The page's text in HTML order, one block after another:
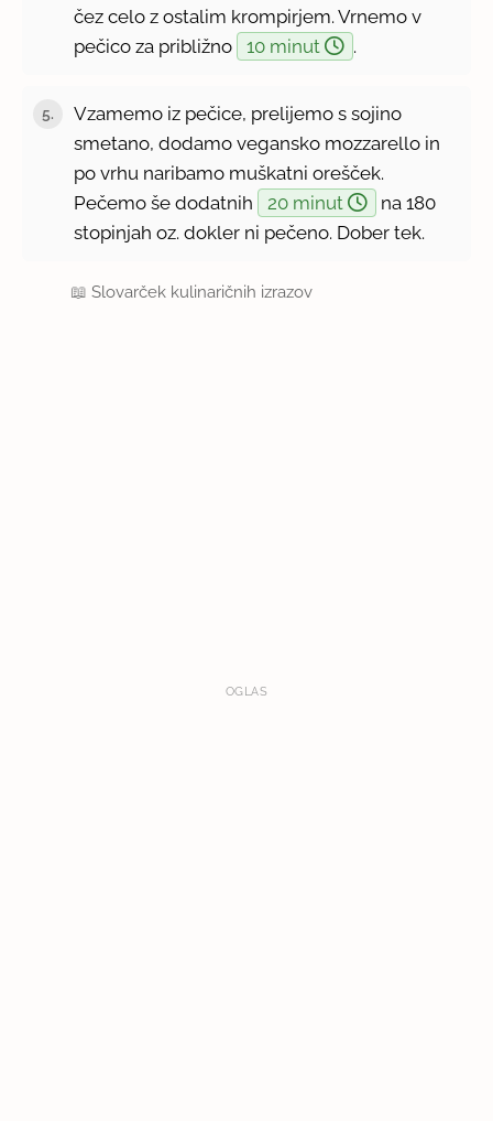
čez celo z ostalim krompirjem. Vrnemo v
pečico za približno
10 minut .
5.
Vzamemo iz pečice, prelijemo s sojino
smetano, dodamo vegansko mozzarello in
po vrhu naribamo muškatni orešček.
Pečemo še dodatnih
20 minut
na 180
stopinjah oz. dokler ni pečeno. Dober tek.
📖Slovarček kulinaričnih izrazov
OGLAS